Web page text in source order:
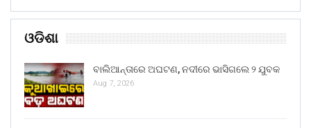
ଓଡିଶା
ବାଲିଆନ୍ତାରେ ଅଘଟଣ, ନଦୀରେ ଭାସିଗଲେ ୨ ଯୁବକ
Aug 7, 2026